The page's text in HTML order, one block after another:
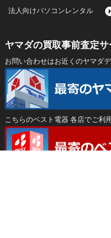
法人向けパソコンレンタル
ヤマダの買取事前査定サ
お問い合わせはお近くのヤマダ
こちらのベスト電器 各店でご利